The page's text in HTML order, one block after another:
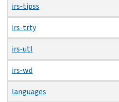
irs-tipss
irs-trty
irs-utl
irs-wd
languages